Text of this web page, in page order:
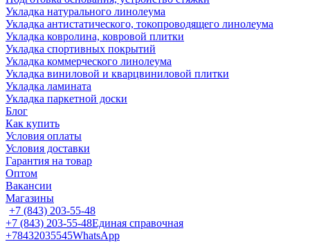
Укладка натурального линолеума
Укладка антистатического, токопроводящего линолеума
Укладка ковролина, ковровой плитки
Укладка спортивных покрытий
Укладка коммерческого линолеума
Укладка виниловой и кварцвиниловой плитки
Укладка ламината
Укладка паркетной доски
Блог
Как купить
Условия оплаты
Условия доставки
Гарантия на товар
Оптом
Вакансии
Магазины
+7 (843) 203-55-48
+7 (843) 203-55-48Единая справочная
+78432035545WhatsApp